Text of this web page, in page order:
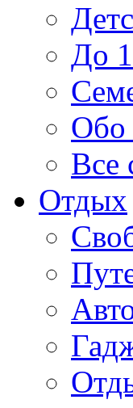
До
Обо
Все
Отдых